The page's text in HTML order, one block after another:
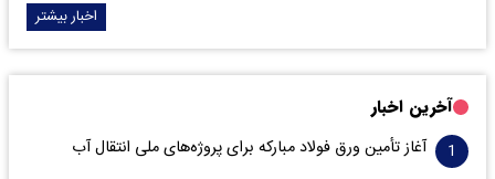
اخبار بیشتر
آخرین اخبار
آغاز تأمین ورق فولاد مبارکه برای پروژه‌های ملی انتقال آب